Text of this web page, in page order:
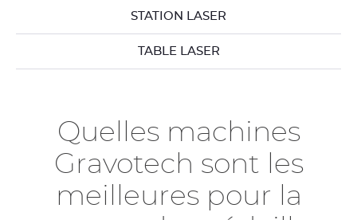
STATION LASER
TABLE LASER
Quelles machines
Gravotech sont les
meilleures pour la